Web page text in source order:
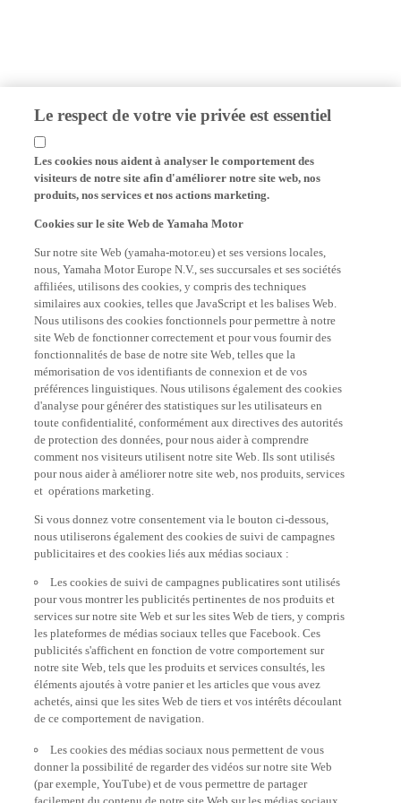
Le respect de votre vie privée est essentiel
Les cookies nous aident à analyser le comportement des
visiteurs de notre site afin d'améliorer notre site web, nos
produits, nos services et nos actions marketing.
Cookies sur le site Web de Yamaha Motor
Sur notre site Web (yamaha-motor.eu) et ses versions locales,
nous, Yamaha Motor Europe N.V., ses succursales et ses sociétés
affiliées, utilisons des cookies, y compris des techniques
similaires aux cookies, telles que JavaScript et les balises Web.
Nous utilisons des cookies fonctionnels pour permettre à notre
site Web de fonctionner correctement et pour vous fournir des
fonctionnalités de base de notre site Web, telles que la
mémorisation de vos identifiants de connexion et de vos
préférences linguistiques. Nous utilisons également des cookies
d'analyse pour générer des statistiques sur les utilisateurs en
toute confidentialité, conformément aux directives des autorités
de protection des données, pour nous aider à comprendre
comment nos visiteurs utilisent notre site Web. Ils sont utilisés
pour nous aider à améliorer notre site web, nos produits, services
et opérations marketing.
Si vous donnez votre consentement via le bouton ci-dessous,
nous utiliserons également des cookies de suivi de campagnes
publicitaires et des cookies liés aux médias sociaux :
Les cookies de suivi de campagnes publicatires sont utilisés
pour vous montrer les publicités pertinentes de nos produits et
services sur notre site Web et sur les sites Web de tiers, y compris
les plateformes de médias sociaux telles que Facebook. Ces
publicités s'affichent en fonction de votre comportement sur
notre site Web, tels que les produits et services consultés, les
éléments ajoutés à votre panier et les articles que vous avez
achetés, ainsi que les sites Web de tiers et vos intérêts découlant
de ce comportement de navigation.
Les cookies des médias sociaux nous permettent de vous
donner la possibilité de regarder des vidéos sur notre site Web
(par exemple, YouTube) et de vous permettre de partager
facilement du contenu de notre site Web sur les médias sociaux,